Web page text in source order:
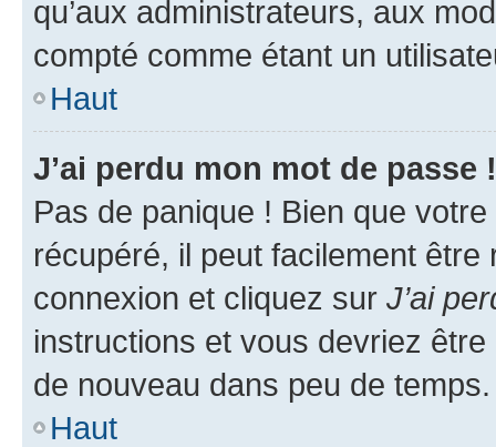
qu’aux administrateurs, aux
compté comme étant un
Haut
J’ai perdu mon mot de passe !
Pas de panique ! Bien que
récupéré, il peut facilement
connexion et cliquez sur J’ai
instructions et vous devriez
de nouveau dans peu de temps.
Haut